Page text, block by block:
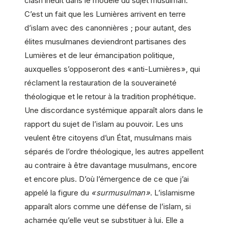
C’est un fait que les Lumières arrivent en terre
d’islam avec des canonnières ; pour autant, des
élites musulmanes deviendront partisanes des
Lumières et de leur émancipation politique,
auxquelles s’opposeront des « anti-Lumières », qui
réclament la restauration de la souveraineté
théologique et le retour à la tradition prophétique.
Une discordance systémique apparaît alors dans le
rapport du sujet de l’islam au pouvoir. Les uns
veulent être citoyens d’un État, musulmans mais
séparés de l’ordre théologique, les autres appellent
au contraire à être davantage musulmans, encore
et encore plus. D’où l’émergence de ce que j’ai
appelé la figure du « surmusulman ». L’islamisme
apparaît alors comme une défense de l’islam, si
acharnée qu’elle veut se substituer à lui. Elle a